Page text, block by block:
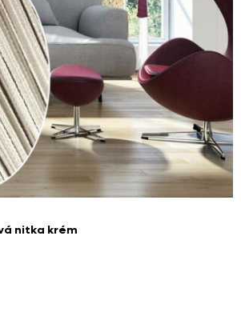
nitka krém